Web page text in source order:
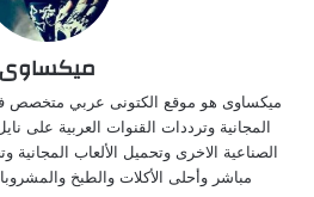
ميكساوى
ميكساوى هو موقع الكتونى عربي متخصص
المجانية وترددات القنوات العربية على
الصناعية الاخرى وتحميل الألعاب المجانية
مباشر وأحلى الأكلات والطبخ